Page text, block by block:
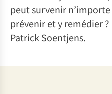
peut survenir
prévenir et y remédier ?
Patrick Soentjens.